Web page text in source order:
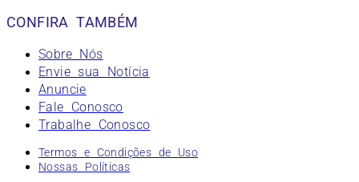
CONFIRA TAMBÉM
Sobre Nós
Envie sua Notícia
Anuncie
Fale Conosco
Trabalhe Conosco
Termos e Condições de Uso
Nossas Políticas